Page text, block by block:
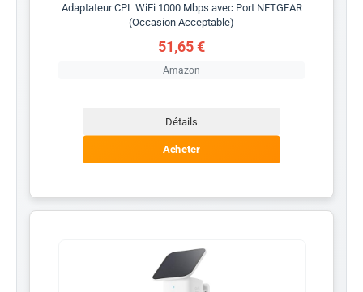
Adaptateur CPL WiFi 1000 Mbps avec Port NETGEAR
(Occasion Acceptable)
51,65 €
Amazon
Détails
Acheter